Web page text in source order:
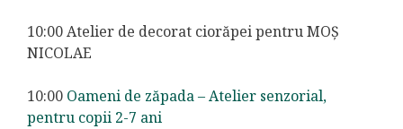
10:00 Atelier de decorat ciorăpei pentru MOȘ
NICOLAE
10:00 Oameni de zăpada – Atelier senzorial,
pentru copii 2-7 ani